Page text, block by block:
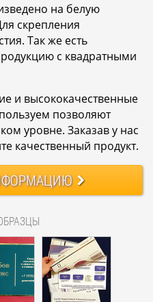
на белую
скрепления
Так же есть
с квадратными
и высококачественные
позволяют
уровне. Заказав у нас
качественный продукт.